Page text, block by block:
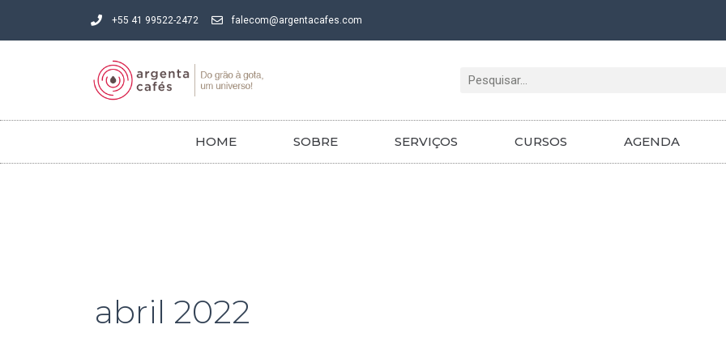
+55 41 99522-2472 falecom@argentacafes.com
Pesquisar
HOME SOBRE SERVIÇOS CURSOS AGENDA
abril 2022